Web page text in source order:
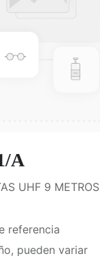
A
UHF 9 METROS
referencia
pueden variar